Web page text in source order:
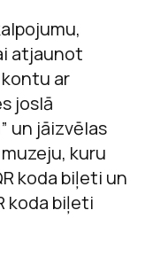
atjaunot
ar
joslā
un jāizvēlas
kuru
koda biļeti un
koda biļeti